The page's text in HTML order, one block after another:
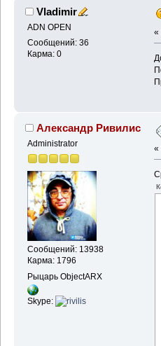
Vladimir
ADN OPEN
Сообщений: 36
Карма: 0
«
Александр Ривилис
Administrator
Сообщений: 13938
Карма: 1796
Рыцарь ObjectARX
Skype:
«